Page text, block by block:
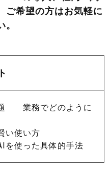
ご希望の方はお気軽に
業務でどのように
い使い方
を使った具体的手法